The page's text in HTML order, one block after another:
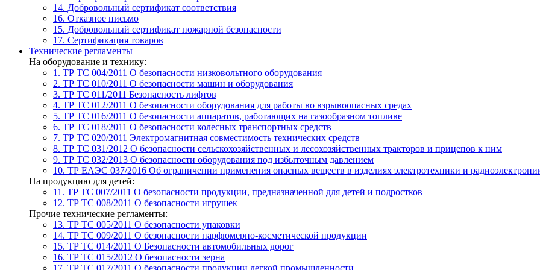
14. Добровольный сертификат соответствия
16. Отказное письмо
15. Добровольный сертификат пожарной безопасности
17. Сертификация товаров
Технические регламенты
На оборудование и технику:
1. ТР ТС 004/2011 О безопасности низковольтного оборудования
2. ТР ТС 010/2011 О безопасности машин и оборудования
3. ТР ТС 011/2011 Безопасность лифтов
4. ТР ТС 012/2011 О безопасности оборудования для работы во взрывоопасных средах
5. ТР ТС 016/2011 О безопасности аппаратов, работающих на газообразном топливе
6. ТР ТС 018/2011 О безопасности колесных транспортных средств
7. TР ТС 020/2011 Электромагнитная совместимость технических средств
8. ТР ТС 031/2012 О безопасности сельскохозяйственных и лесохозяйственных тракторов и прицепов к ним
9. ТР ТС 032/2013 О безопасности оборудования под избыточным давлением
10. ТР ЕАЭС 037/2016 Об ограничении применения опасных веществ в изделиях электротехники и
На продукцию для детей:
11. ТР ТС 007/2011 О безопасности продукции, предназначенной для детей и подростков
12. ТР ТС 008/2011 О безопасности игрушек
Прочие технические регламенты:
13. ТР ТС 005/2011 О безопасности упаковки
14. ТР ТС 009/2011 О безопасности парфюмерно-косметической продукции
15. ТР ТС 014/2011 О Безопасности автомобильных дорог
16. ТР ТС 015/2012 О безопасности зерна
17. ТР ТС 017/2011 О безопасности продукции легкой промышленности